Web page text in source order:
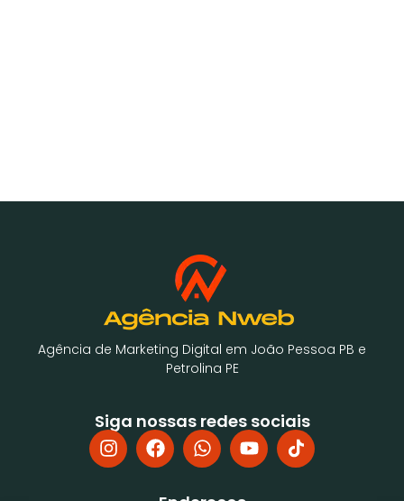
Agência de Marketing Digital em João Pessoa PB e
Petrolina PE
Siga nossas redes sociais